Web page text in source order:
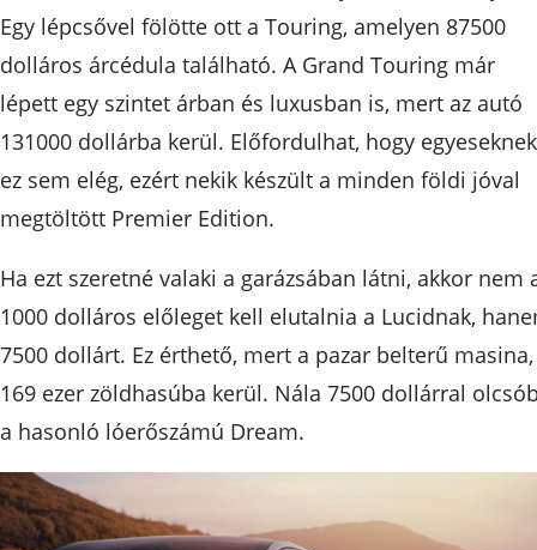
Egy lépcsővel fölötte ott a Touring, amelyen 87500
dolláros árcédula található. A Grand Touring már
lépett egy szintet árban és luxusban is, mert az autó
131000 dollárba kerül. Előfordulhat, hogy egyeseknek
ez sem elég, ezért nekik készült a minden földi jóval
megtöltött Premier Edition.
Ha ezt szeretné valaki a garázsában látni, akkor nem
1000 dolláros előleget kell elutalnia a Lucidnak,
7500 dollárt. Ez érthető, mert a pazar belterű masina,
169 ezer zöldhasúba kerül. Nála 7500 dollárral
a hasonló lóerőszámú Dream.